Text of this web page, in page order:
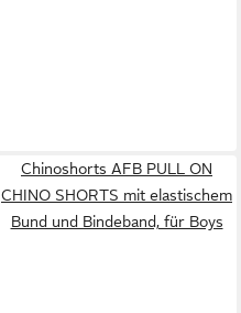
Chinoshorts AFB PULL ON
CHINO SHORTS mit elastischem
Bund und Bindeband, für Boys